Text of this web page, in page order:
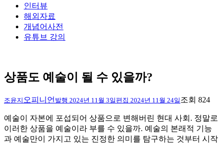
인터뷰
해외자료
개념어사전
유튜브 강의
상품도 예술이 될 수 있을까?
조윤지 오피니언 발행 2024년 11월 3일 편집 2024년 11월 24일 조회 824
예술이 자본에 포섭되어 상품으로 변해버린 현대 사회. 정말로
이러한 상품을 예술이라 부를 수 있을까. 예술의 본래적 기능
과 예술만이 가지고 있는 진정한 의미를 탐구하는 것부터 시작